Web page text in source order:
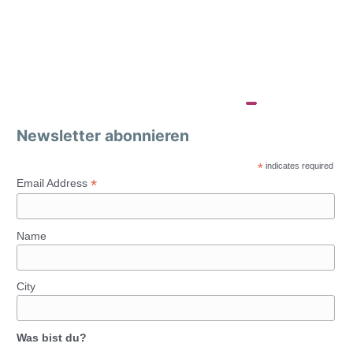
Newsletter abonnieren
* indicates required
Email Address *
Name
City
Was bist du?